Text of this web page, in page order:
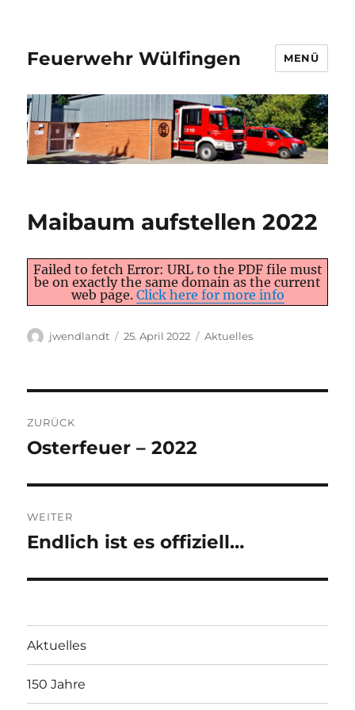
Feuerwehr Wülfingen MENÜ
Maibaum aufstellen 2022
Failed to fetch Error: URL to the PDF file must
be on exactly the same domain as the current
web page. Click here for more info
Autor
jwendlandt
Veröffentlicht
25. April 2022 Kategorien
Aktuelles
ZURÜCK
Vorheriger
Osterfeuer – 2022
WEITER
Nächster
Endlich ist es offiziell…
Aktuelles
150 Jahre